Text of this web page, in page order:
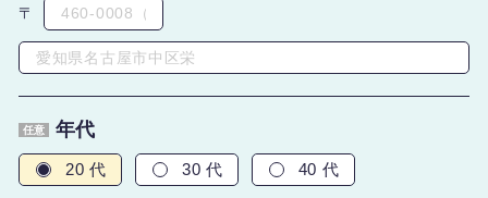
〒
任意 年代
20 代 30 代 40 代